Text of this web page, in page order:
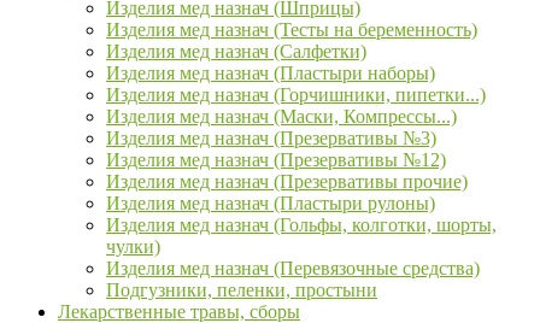
Изделия мед назнач (Шприцы)
Изделия мед назнач (Тесты на беременность)
Изделия мед назнач (Салфетки)
Изделия мед назнач (Пластыри наборы)
Изделия мед назнач (Горчишники, пипетки...)
Изделия мед назнач (Маски, Компрессы...)
Изделия мед назнач (Презервативы №3)
Изделия мед назнач (Презервативы №12)
Изделия мед назнач (Презервативы прочие)
Изделия мед назнач (Пластыри рулоны)
Изделия мед назнач (Гольфы, колготки, шорты,
чулки)
Изделия мед назнач (Перевязочные средства)
Подгузники, пеленки, простыни
Лекарственные травы, сборы